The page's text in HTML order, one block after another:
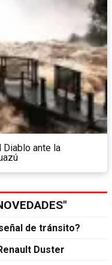
Diablo ante la
de tránsito?
Duster